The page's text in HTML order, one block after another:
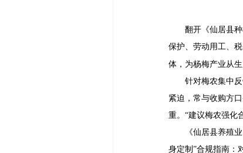
翻开《仙居县
保护、劳动用工、
体，为杨梅产业从
针对梅农集中
紧迫，常与收购方
重。 “建议梅农强化
《仙居县养殖
身定制”合规指南：